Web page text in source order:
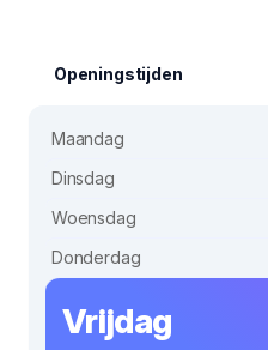
Openingstijden
Maandag
Dinsdag
Woensdag
Donderdag
Vrijdag